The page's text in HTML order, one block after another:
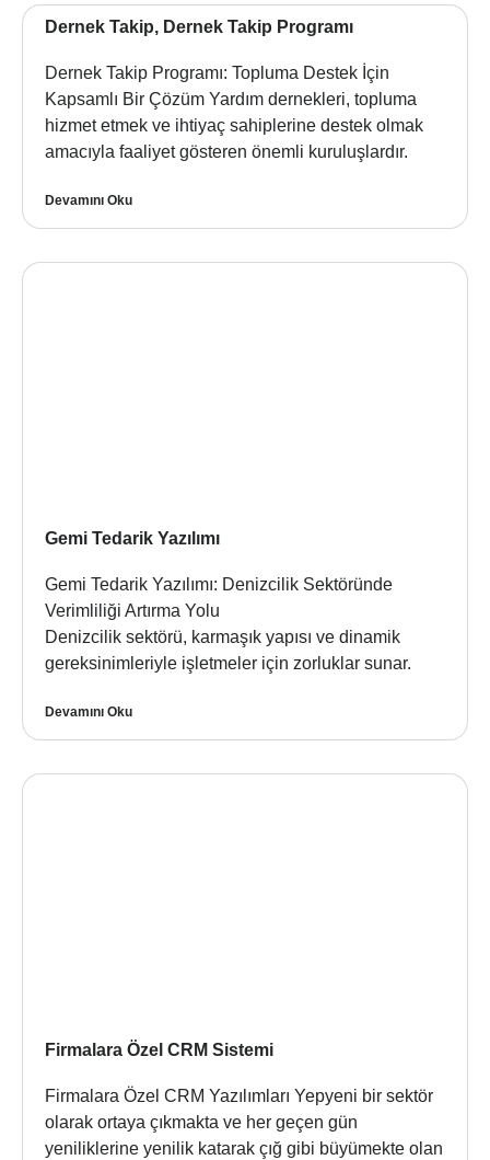
Dernek Takip, Dernek Takip Programı
Dernek Takip Programı: Topluma Destek İçin
Kapsamlı Bir Çözüm Yardım dernekleri, topluma
hizmet etmek ve ihtiyaç sahiplerine destek olmak
amacıyla faaliyet gösteren önemli kuruluşlardır.
Devamını Oku
Gemi Tedarik Yazılımı
Gemi Tedarik Yazılımı: Denizcilik Sektöründe
Verimliliği Artırma Yolu
Denizcilik sektörü, karmaşık yapısı ve dinamik
gereksinimleriyle işletmeler için zorluklar sunar.
Devamını Oku
Firmalara Özel CRM Sistemi
Firmalara Özel CRM Yazılımları Yepyeni bir sektör
olarak ortaya çıkmakta ve her geçen gün
yeniliklerine yenilik katarak çığ gibi büyümekte olan